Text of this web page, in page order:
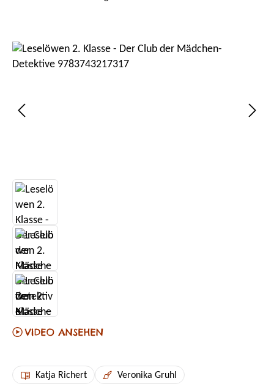
Bildergalerie überspringen
Katja Richert Veronika Gruhl